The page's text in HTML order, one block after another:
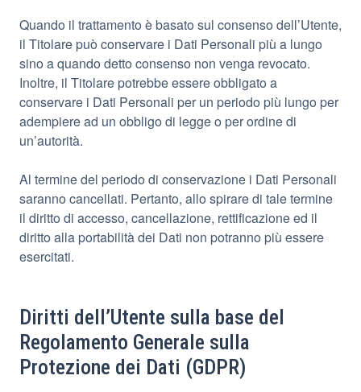
Quando il trattamento è basato sul consenso dell’Utente,
il Titolare può conservare i Dati Personali più a lungo
sino a quando detto consenso non venga revocato.
Inoltre, il Titolare potrebbe essere obbligato a
conservare i Dati Personali per un periodo più lungo per
adempiere ad un obbligo di legge o per ordine di
un’autorità.
Al termine del periodo di conservazione i Dati Personali
saranno cancellati. Pertanto, allo spirare di tale termine
il diritto di accesso, cancellazione, rettificazione ed il
diritto alla portabilità dei Dati non potranno più essere
esercitati.
Diritti dell’Utente sulla base del
Regolamento Generale sulla
Protezione dei Dati (GDPR)